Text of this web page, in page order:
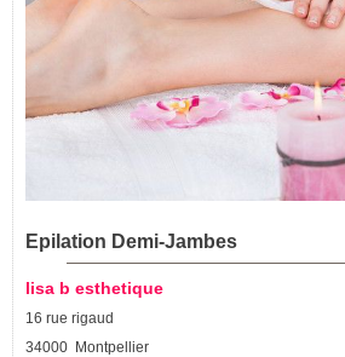
Epilation Demi-Jambes
lisa b esthetique
16 rue rigaud
34000 Montpellier